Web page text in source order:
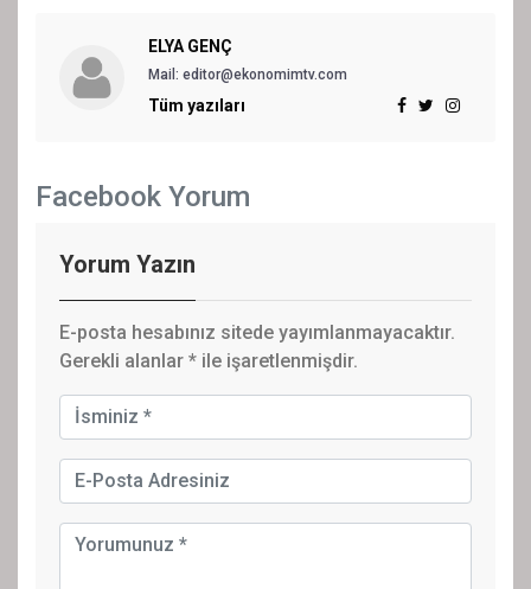
ELYA GENÇ
Mail: editor@ekonomimtv.com
Tüm yazıları
Facebook Yorum
Yorum Yazın
E-posta hesabınız sitede yayımlanmayacaktır.
Gerekli alanlar * ile işaretlenmişdir.